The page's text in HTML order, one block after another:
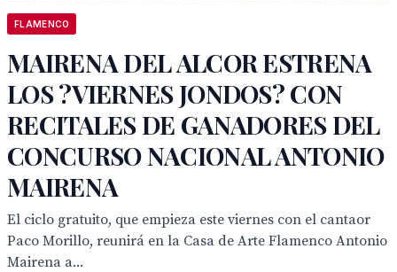
FLAMENCO
MAIRENA DEL ALCOR ESTRENA
LOS ?VIERNES JONDOS? CON
RECITALES DE GANADORES DEL
CONCURSO NACIONAL ANTONIO
MAIRENA
El ciclo gratuito, que empieza este viernes con el cantaor
Paco Morillo, reunirá en la Casa de Arte Flamenco Antonio
Mairena a...